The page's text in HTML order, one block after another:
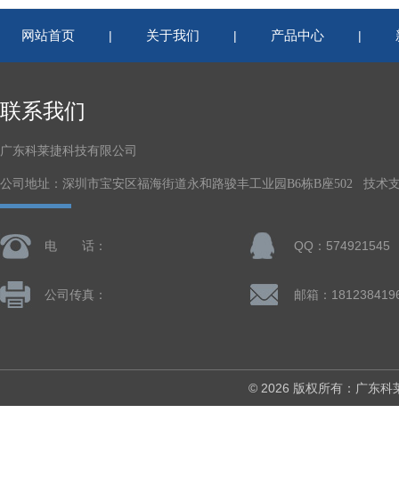
网站首页 | 关于我们 | 产品中心 |
联系我们
广东科莱捷科技有限公司
公司地址：深圳市宝安区福海街道永和路骏丰工业园B6栋B座502 技术
电 话： QQ：574921545
公司传真：
© 2026 版权所有：广东